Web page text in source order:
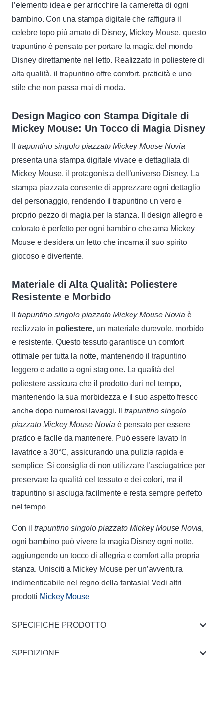
l’elemento ideale per arricchire la cameretta di ogni
bambino. Con una stampa digitale che raffigura il
celebre topo più amato di Disney, Mickey Mouse, questo
trapuntino è pensato per portare la magia del mondo
Disney direttamente nel letto. Realizzato in poliestere di
alta qualità, il trapuntino offre comfort, praticità e uno
stile che non passa mai di moda.
Design Magico con Stampa Digitale di
Mickey Mouse: Un Tocco di Magia Disney
trapuntino singolo piazzato Mickey Mouse Novia
presenta una stampa digitale vivace e dettagliata di
Mickey Mouse, il protagonista dell’universo Disney. La
stampa piazzata consente di apprezzare ogni dettaglio
del personaggio, rendendo il trapuntino un vero e
proprio pezzo di magia per la stanza. Il design allegro e
colorato è perfetto per ogni bambino che ama Mickey
Mouse e desidera un letto che incarna il suo spirito
giocoso e divertente.
Materiale di Alta Qualità: Poliestere
Resistente e Morbido
trapuntino singolo piazzato Mickey Mouse Novia è
realizzato in poliestere, un materiale durevole, morbido
e resistente. Questo tessuto garantisce un comfort
ottimale per tutta la notte, mantenendo il trapuntino
leggero e adatto a ogni stagione. La qualità del
poliestere assicura che il prodotto duri nel tempo,
mantenendo la sua morbidezza e il suo aspetto fresco
anche dopo numerosi lavaggi. Il trapuntino singolo
piazzato Mickey Mouse Novia è pensato per essere
pratico e facile da mantenere. Può essere lavato in
lavatrice a 30°C, assicurando una pulizia rapida e
semplice. Si consiglia di non utilizzare l’asciugatrice per
preservare la qualità del tessuto e dei colori, ma il
trapuntino si asciuga facilmente e resta sempre perfetto
nel tempo.
Con il trapuntino singolo piazzato Mickey Mouse Novia,
ogni bambino può vivere la magia Disney ogni notte,
aggiungendo un tocco di allegria e comfort alla propria
stanza. Unisciti a Mickey Mouse per un’avventura
indimenticabile nel regno della fantasia! Vedi altri
prodotti Mickey Mouse
SPECIFICHE PRODOTTO
SPEDIZIONE